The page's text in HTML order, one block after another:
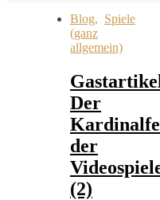
Blog, Spiele
(ganz
allgemein)
Der
der
(2)